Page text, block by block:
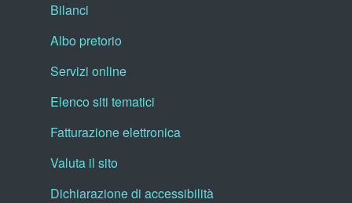
Bilanci
Albo pretorio
Servizi online
Elenco siti tematici
Fatturazione elettronica
Valuta il sito
Dichiarazione di accessibilità